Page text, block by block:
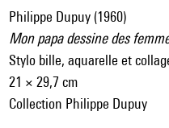
Philippe Dupuy (1960)
Mon papa dessine des
Stylo bille, aquarelle et
21 × 29,7 cm
Collection Philippe Dupuy